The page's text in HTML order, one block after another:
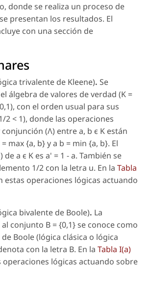
donde se realiza un proceso de
presentan los resultados. El
con una sección de
trivalente de Kleene). Se
el álgebra de valores de verdad (K =
con el orden usual para sus
2 < 1), donde las operaciones
conjunción (Λ) entrea, b є K están
= max{a, b}ya b = min {a, b}. El
) dea є K es a' = 1 - a. También se
1/2 con la letra u. En la Tabla
estas operaciones lógicas actuando
bivalente de Boole). La
al conjunto B = {0,1} se conoce como
Boole (lógica clásica o lógica
con la letra B. En la Tabla I(a)
operaciones lógicas actuando sobre